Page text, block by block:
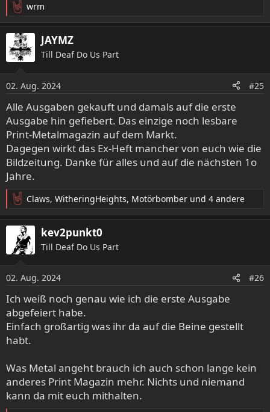
R
e
a
k
t
n
e
n
:
wrm
JAYMZ
Till Deaf Do Us Part
02. Aug. 2024 #25
Alle Ausgaben gekauft und damals auf die erste
Ausgabe hin gefiebert. Das einzige noch lesbare
Print-Metalmagazin auf dem Markt.
Dagegen wirkt das Ex-Heft mancher von euch wie die
Bildzeitung. Danke für alles und auf die nächsten 1o
Jahre.
R
e
a
t
n
e
n
:
Claws, WitheringHeights, Motörbomber und 4 andere
kev2punkt0
Till Deaf Do Us Part
02. Aug. 2024 #26
Ich weiß noch genau wie ich die erste Ausgabe
abgefeiert habe.
Einfach großartig was ihr da auf die Beine gestellt
habt.
Was Metal angeht brauch ich auch schon lange kein
anderes Print Magazin mehr. Nichts und niemand
kann da mit euch mithalten.